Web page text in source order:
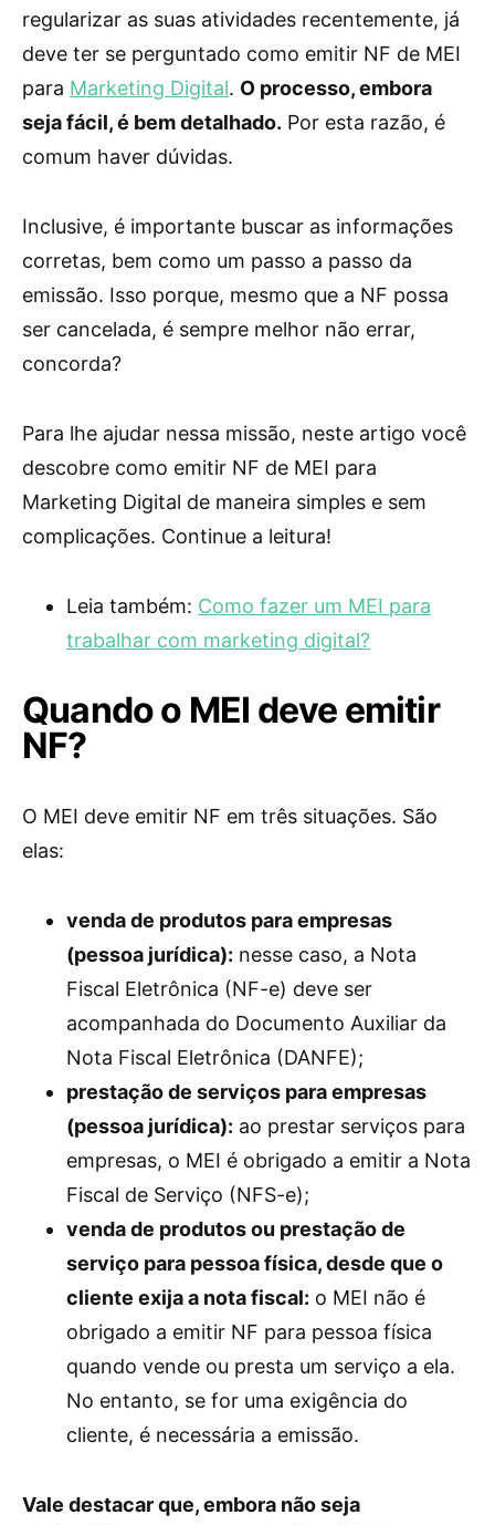
regularizar as suas atividades recentemente, já
deve ter se perguntado como emitir NF de MEI
para Marketing Digital. O processo, embora
seja fácil, é bem detalhado. Por esta razão, é
comum haver dúvidas.
Inclusive, é importante buscar as informações
corretas, bem como um passo a passo da
emissão. Isso porque, mesmo que a NF possa
ser cancelada, é sempre melhor não errar,
concorda?
Para lhe ajudar nessa missão, neste artigo você
descobre como emitir NF de MEI para
Marketing Digital de maneira simples e sem
complicações. Continue a leitura!
Leia também: Como fazer um MEI para
trabalhar com marketing digital?
Quando o MEI deve emitir
NF?
O MEI deve emitir NF em três situações. São
elas:
venda de produtos para empresas
(pessoa jurídica): nesse caso, a Nota
Fiscal Eletrônica (NF-e) deve ser
acompanhada do Documento Auxiliar da
Nota Fiscal Eletrônica (DANFE);
prestação de serviços para empresas
(pessoa jurídica): ao prestar serviços para
empresas, o MEI é obrigado a emitir a Nota
Fiscal de Serviço (NFS-e);
venda de produtos ou prestação de
serviço para pessoa física, desde que o
cliente exija a nota fiscal: o MEI não é
obrigado a emitir NF para pessoa física
quando vende ou presta um serviço a ela.
No entanto, se for uma exigência do
cliente, é necessária a emissão.
Vale destacar que, embora não seja